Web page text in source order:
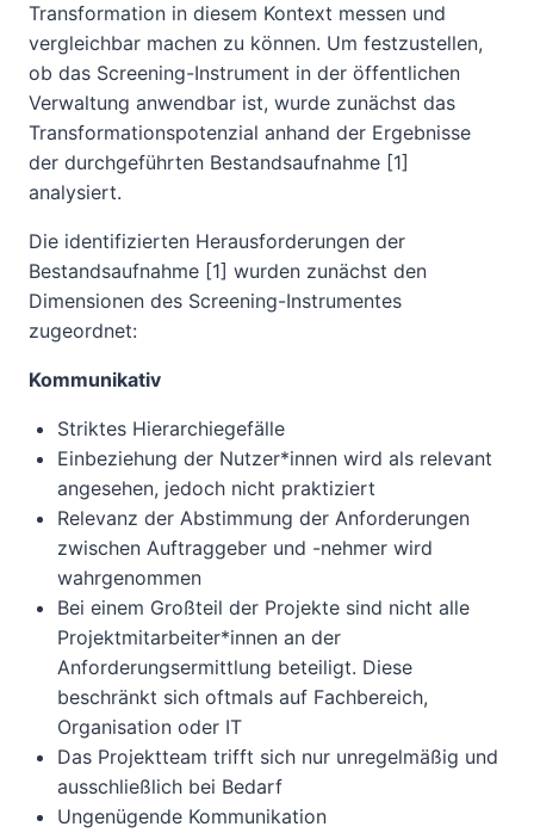
Transformation in diesem Kontext messen und
vergleichbar machen zu können. Um festzustellen,
ob das Screening-Instrument in der öffentlichen
Verwaltung anwendbar ist, wurde zunächst das
Transformationspotenzial anhand der Ergebnisse
der durchgeführten Bestandsaufnahme [1]
analysiert.
Die identifizierten Herausforderungen der
Bestandsaufnahme [1] wurden zunächst den
Dimensionen des Screening-Instrumentes
zugeordnet:
Kommunikativ
Striktes Hierarchiegefälle
Einbeziehung der Nutzer*innen wird als relevant
angesehen, jedoch nicht praktiziert
Relevanz der Abstimmung der Anforderungen
zwischen Auftraggeber und -nehmer wird
wahrgenommen
Bei einem Großteil der Projekte sind nicht alle
Projektmitarbeiter*innen an der
Anforderungsermittlung beteiligt. Diese
beschränkt sich oftmals auf Fachbereich,
Organisation oder IT
Das Projektteam trifft sich nur unregelmäßig und
ausschließlich bei Bedarf
Ungenügende Kommunikation